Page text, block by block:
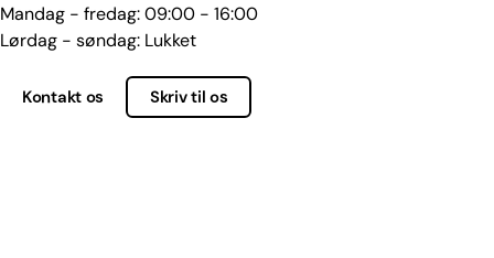
Mandag - fredag: 09:00 - 16:00
Lørdag - søndag: Lukket
Kontakt os Skriv til os